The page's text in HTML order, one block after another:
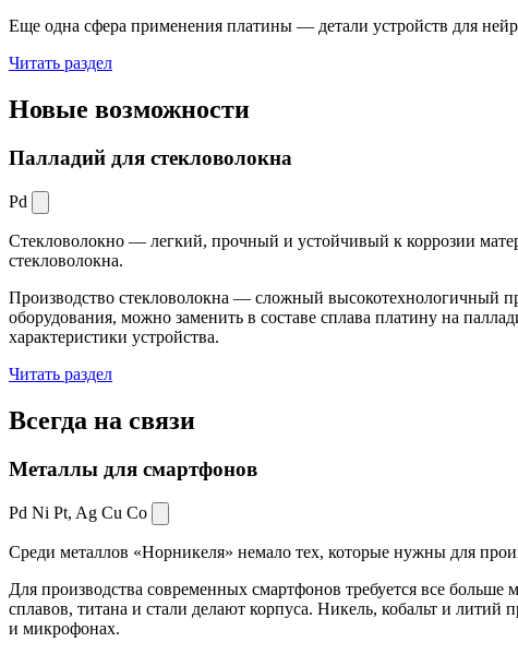
Еще одна сфера применения платины — детали устройств для
Читать раздел
Новые возможности
Палладий для стекловолокна
Pd
Стекловолокно — легкий, прочный и устойчивый к коррозии
стекловолокна.
Производство стекловолокна — сложный высокотехнологичный
оборудования, можно заменить в составе сплава платину на
характеристики устройства.
Читать раздел
Всегда на связи
Металлы для смартфонов
Pd Ni Pt, Ag Cu Co
Среди металлов «Норникеля» немало тех, которые нужны для
Для производства современных смартфонов требуется все
сплавов, титана и стали делают корпуса. Никель, кобальт и
и микрофонах.